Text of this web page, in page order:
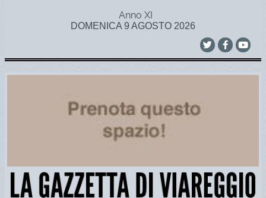
Anno XI
DOMENICA 9 AGOSTO 2026